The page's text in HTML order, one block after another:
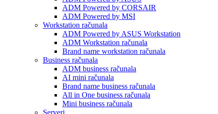
ADM Powered by CORSAIR
ADM Powered by MSI
Workstation računala
ADM Powered by ASUS Workstation
ADM Workstation računala
Brand name workstation računala
Business računala
ADM business računala
AI mini računala
Brand name business računala
All in One business računala
Mini business računala
Serveri